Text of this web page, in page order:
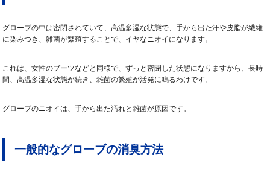
グローブの中は密閉されていて、高温多湿な状態で、手から出た汗や皮脂が繊維
に染みつき、雑菌が繁殖することで、イヤなニオイになります。
これは、女性のブーツなどと同様で、ずっと密閉した状態になりますから、長時
間、高温多湿な状態が続き、雑菌の繁殖が活発に鳴るわけです。
グローブのニオイは、手から出た汚れと雑菌が原因です。
一般的なグローブの消臭方法